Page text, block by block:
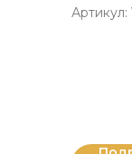
Артикул: